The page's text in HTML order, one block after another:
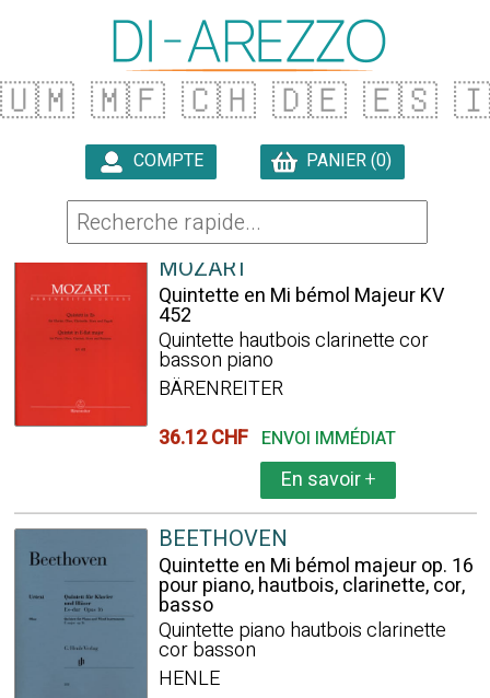
🇺🇲 🇲🇫 🇨🇭 🇩🇪 🇪🇸
COMPTE PANIER (0)
78 ARTICLES TROUVÉS
MOZART
Quintette en Mi bémol Majeur KV
452
Quintette hautbois clarinette cor
basson piano
BÄRENREITER
36.12 CHF ENVOI IMMÉDIAT
En savoir+
BEETHOVEN
Quintette en Mi bémol majeur op. 16
pour piano, hautbois, clarinette, cor,
basso
Quintette piano hautbois clarinette
cor basson
HENLE